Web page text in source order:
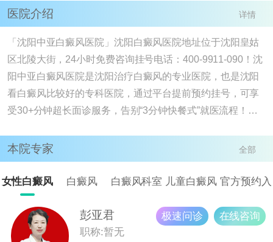
医院介绍 详情
「沈阳中亚白癜风医院」沈阳白癜风医院地址位于沈阳皇姑
区北陵大街，24小时免费咨询挂号电话：400-9911-090！沈
阳中亚白癜风医院是沈阳治疗白癜风的专业医院，也是沈阳
看白癜风比较好的专科医院，通过平台提前预约挂号，可享
受30+分钟超长面诊服务，告别“3分钟快餐式”就医流程！我
色素细胞培植技术，德国311窄谱uvb、药离子熏蒸、中药外
敷等，满足大家多样的治疗需求。沈阳治疗白癜风去沈阳中
亚白癜风医院，该医院属于白癜风治疗专科医院， 现有多个
科室，特色科室为晕痣型白癜风，复发型白癜风，儿童白癜
风，青少年白癜风等。医院坚持以患者为中心，引进的设备3
08在治疗白癜风上面取得很好的效果，探索医学技术，为白
本院专家 全部
女性白癜风 白癜风 白癜风科室 儿童白癜风
科
官方预约入
口
彭亚君
职称:暂无
极速问诊 在线咨询